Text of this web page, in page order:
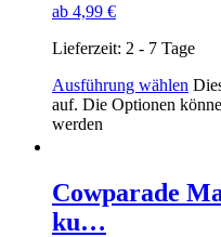
ab 4,99 €
Lieferzeit: 2 - 7 Tage
Ausführung wählen
auf. Die Optionen
werden
Cowparade
ku…